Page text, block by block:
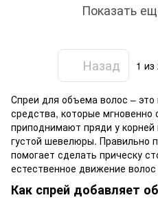
Показать
Назад 1 из
Спреи для объема волос –
средства, которые мгновенно
приподнимают пряди у
густой шевелюры. Правильно
помогает сделать прическу
естественное движение
Как спрей добавляет